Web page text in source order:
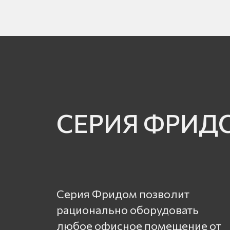
СЕРИЯ
Серия Фридом позволит
рационально оборудовать
любое офисное помещение от